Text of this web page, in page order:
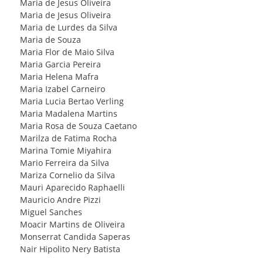
Maria de Jesus Oliveira
Maria de Jesus Oliveira
Maria de Lurdes da Silva
Maria de Souza
Maria Flor de Maio Silva
Maria Garcia Pereira
Maria Helena Mafra
Maria Izabel Carneiro
Maria Lucia Bertao Verling
Maria Madalena Martins
Maria Rosa de Souza Caetano
Marilza de Fatima Rocha
Marina Tomie Miyahira
Mario Ferreira da Silva
Mariza Cornelio da Silva
Mauri Aparecido Raphaelli
Mauricio Andre Pizzi
Miguel Sanches
Moacir Martins de Oliveira
Monserrat Candida Saperas
Nair Hipolito Nery Batista